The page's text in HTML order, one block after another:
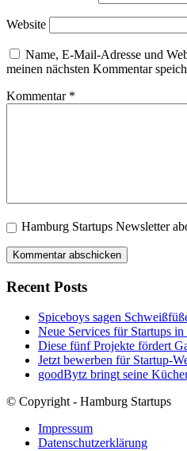
Website
Name, E-Mail-Adresse und
meinen nächsten Kommentar
Kommentar *
Hamburg Startups Newsletter
Recent Posts
Spiceboys sagen
Neue Services für Startups
Diese fünf Projekte fördert
Jetzt bewerben für Startup-
goodBytz bringt seine
© Copyright - Hamburg Startups
Impressum
Datenschutzerklärung